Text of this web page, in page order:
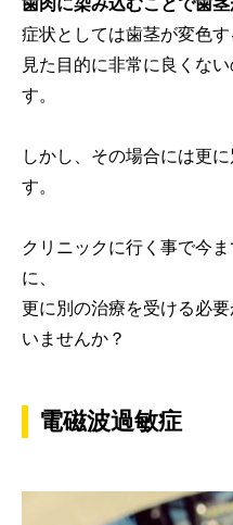
症状としては歯茎が変色す
見た目的に非常に良くな
す。
しかし、その場合には更
す。
クリニックに行く事で今
に、
更に別の治療を受ける必
いませんか？
電磁波過敏症